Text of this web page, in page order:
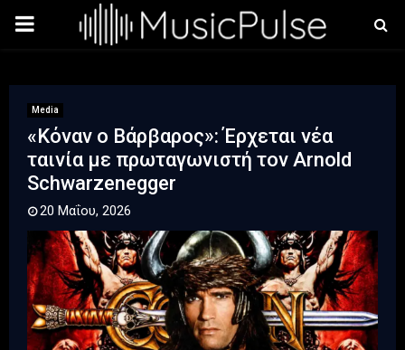
PRIMARY
Media
«Κόναν ο Βάρβαρος»: Έρχεται νέα
ταινία με πρωταγωνιστή τον Arnold
Schwarzenegger
20 Μαΐου, 2026